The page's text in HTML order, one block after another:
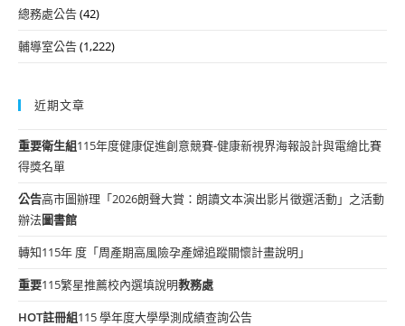
總務處公告(42)
輔導室公告(1,222)
近期文章
重要衛生組115年度健康促進創意競賽-健康新視界海報設計與電繪比賽
得獎名單
公告高市圖辦理「2026朗聲大賞：朗讀文本演出影片徵選活動」之活動
辦法圖書館
轉知115年 度「周產期高風險孕產婦追蹤關懷計畫說明」
重要115繁星推薦校內選填說明教務處
HOT註冊組115 學年度大學學測成績查詢公告